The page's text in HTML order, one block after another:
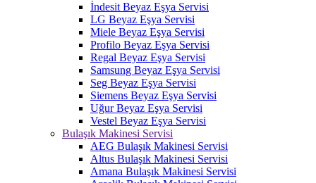
İndesit Beyaz Eşya Servisi
LG Beyaz Eşya Servisi
Miele Beyaz Eşya Servisi
Profilo Beyaz Eşya Servisi
Regal Beyaz Eşya Servisi
Samsung Beyaz Eşya Servisi
Seg Beyaz Eşya Servisi
Siemens Beyaz Eşya Servisi
Uğur Beyaz Eşya Servisi
Vestel Beyaz Eşya Servisi
Bulaşık Makinesi Servisi
AEG Bulaşık Makinesi Servisi
Altus Bulaşık Makinesi Servisi
Amana Bulaşık Makinesi Servisi